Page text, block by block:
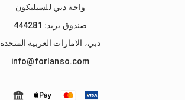
واحة دبي للسيليكون
صندوق بريد: 444281
دبي، الامارات العربية المتحدة
info@forlanso.com